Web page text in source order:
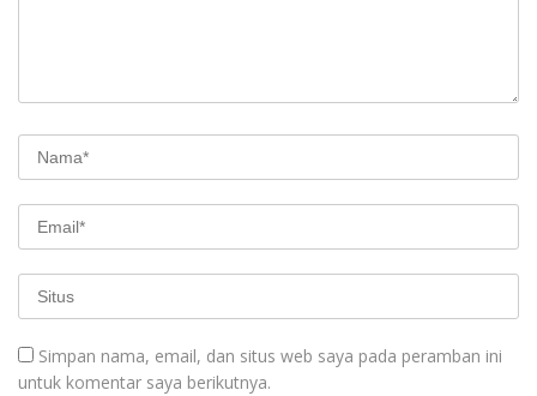
Simpan nama, email, dan situs web saya pada peramban ini
untuk komentar saya berikutnya.